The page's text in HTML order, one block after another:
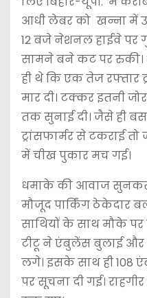
आधी लेबर को खन्ना में
12 बजे नेशनल हाईवे पर
सामने बने कट पर
ही थे कि एक तेज रफ्तार
मार दी। टक्कर इतनी
तक सुनाई दी। जैसे ही
ट्रांसफार्मर से टकराई
में चीख पुकार मच गई।
धमाके की आवाज
मौजूद पार्किंग ठेकेदार
साथियों के साथ मौके पर
टीटू ने एंबुलेंस बुलाई और
लगे। इसके साथ ही 108
पर सूचना दी गई।